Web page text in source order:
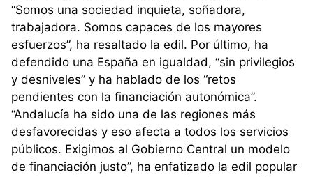
“Somos una sociedad inquieta, soñadora,
trabajadora. Somos capaces de los mayores
esfuerzos”, ha resaltado la edil. Por último, ha
defendido una España en igualdad, “sin privilegios
y desniveles” y ha hablado de los “retos
pendientes con la financiación autonómica”.
“Andalucía ha sido una de las regiones más
desfavorecidas y eso afecta a todos los servicios
públicos. Exigimos al Gobierno Central un modelo
de financiación justo”, ha enfatizado la edil popular